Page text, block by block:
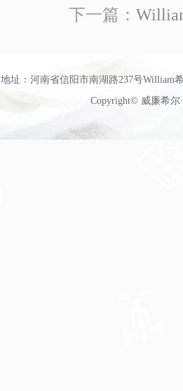
下一篇：
地址：河南省信阳市南湖路237号William
Copyright© 威廉希